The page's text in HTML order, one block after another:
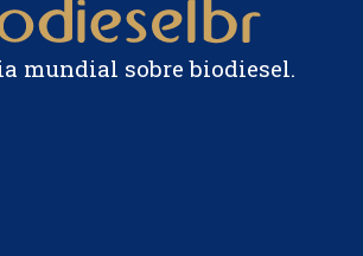
mundial sobre biodiesel.